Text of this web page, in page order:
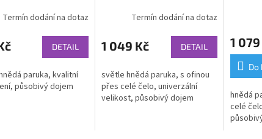
Termín dodání na dotaz
DETAIL
paruka, kvalitní
působivý dojem
Termín dodání na dotaz
1 049 Kč DETAIL
světle hnědá paruka, s ofinou
přes celé čelo, univerzální
velikost, působivý dojem
1
Do
hnědá
celé